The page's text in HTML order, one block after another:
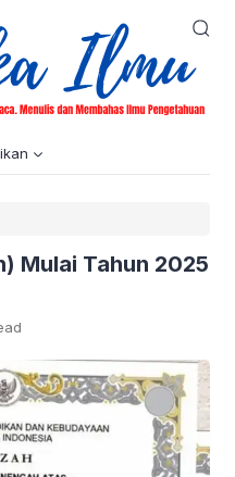
Mulai Tahun 2025